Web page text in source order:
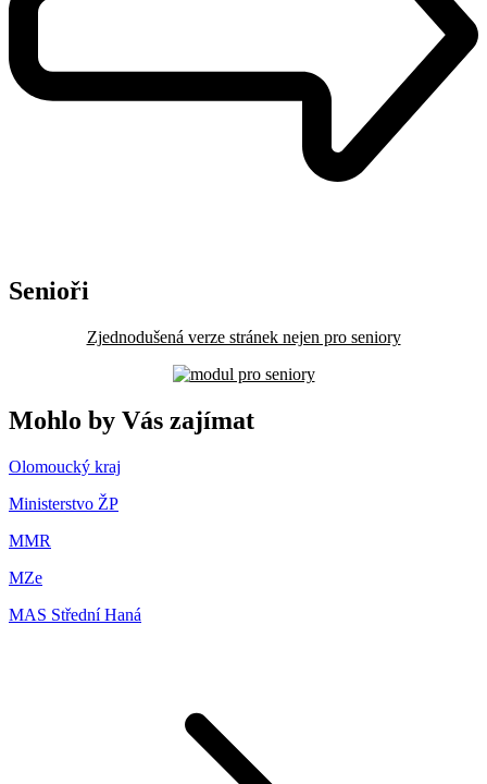
Senioři
Zjednodušená verze stránek nejen pro seniory
Mohlo by Vás zajímat
Olomoucký kraj
Ministerstvo ŽP
MMR
MZe
MAS Střední Haná